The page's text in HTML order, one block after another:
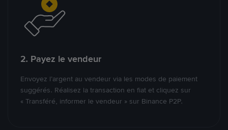
2. Payez le vendeur
Envoyez l’argent au vendeur via les modes de paiement
suggérés. Réalisez la transaction en fiat et cliquez sur
« Transféré, informer le vendeur » sur Binance P2P.